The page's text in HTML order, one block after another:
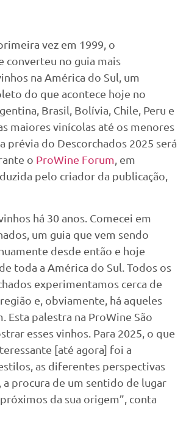
vez em 1999, o
converteu no guia mais
na América do Sul, um
do que acontece hoje no
Brasil, Bolívia, Chile, Peru e
maiores vinícolas até os menores
prévia do Descorchados 2025 será
o ProWine Forum , em
pelo criador da publicação,
há 30 anos. Comecei em
um guia que vem sendo
desde então e hoje
toda a América do Sul. Todos os
experimentamos cerca de
e, obviamente, há aqueles
Esta palestra na ProWine São
esses vinhos. Para 2025, o que
[até agora] foi a
as diferentes perspectivas
procura de um sentido de lugar
da sua origem”, conta